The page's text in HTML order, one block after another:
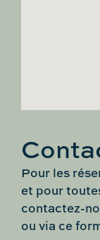
Pour les
et pour
contactez-
ou via ce